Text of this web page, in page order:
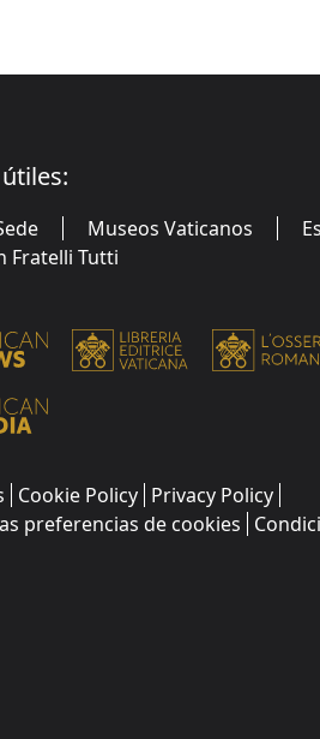
Museos Vaticanos
Fratelli Tutti
Cookie Policy Privacy Policy
preferencias de cookies